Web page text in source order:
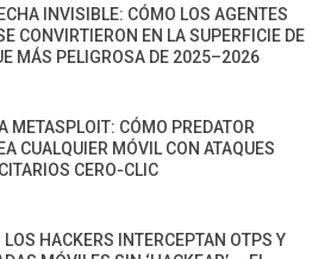
INVISIBLE: CÓMO LOS AGENTES
CONVIRTIERON EN LA SUPERFICIE DE
MÁS PELIGROSA DE 2025–2026
METASPLOIT: CÓMO PREDATOR
CUALQUIER MÓVIL CON ATAQUES
CERO-CLIC
LOS HACKERS INTERCEPTAN OTPS Y